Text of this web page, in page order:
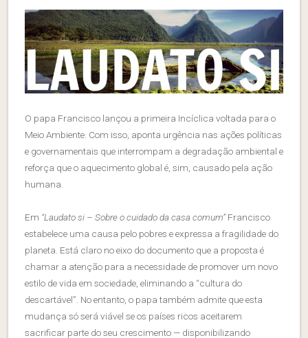
O papa Francisco lançou a primeira Incíclica voltada para o
Meio Ambiente. Com isso, aponta urgência nas ações políticas
e governamentais que interrompam a degradação ambiental e
reforça que o aquecimento global é, sim, causado pela ação
humana.
Em “Laudato si – Sobre o cuidado da casa comum”Francisco
estabelece uma causa pelo pobres e expressa a fragilidade do
planeta. Está claro no eixo do documento que a proposta é
chamar a atenção para a necessidade de promover um novo
estilo de vida em sociedade, eliminando a “cultura do
descartável”. No entanto, o papa também admite que esta
mudança só será viável se os países ricos aceitarem
sacrificar parte do seu crescimento — disponibilizando